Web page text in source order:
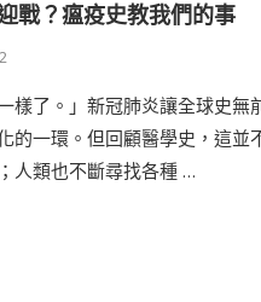
戰？瘟疫史教我們的事
樣了。」新冠肺炎讓全球史
的一環。但回顧醫學史，這並
人類也不斷尋找各種 …